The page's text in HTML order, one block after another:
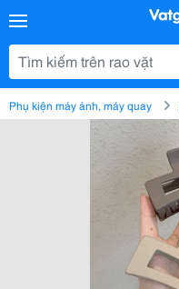
Phụ kiện máy ảnh, máy quay